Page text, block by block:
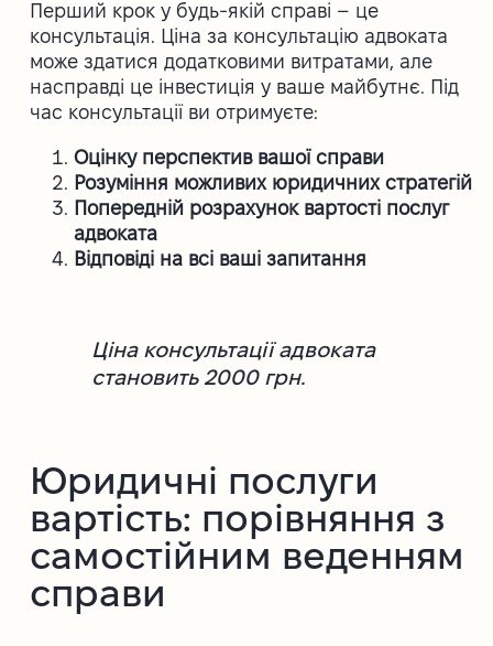
Перший крок у будь-якій справі – це
консультація. Ціна за консультацію адвоката
може здатися додатковими витратами, але
насправді це інвестиція у ваше майбутнє. Під
час консультації ви отримуєте:
Оцінку перспектив вашої справи
Розуміння можливих юридичних стратегій
Попередній розрахунок вартості послуг
адвоката
Відповіді на всі ваші запитання
Ціна консультації адвоката
становить 2000 грн.
Юридичні послуги
вартість: порівняння з
самостійним веденням
справи